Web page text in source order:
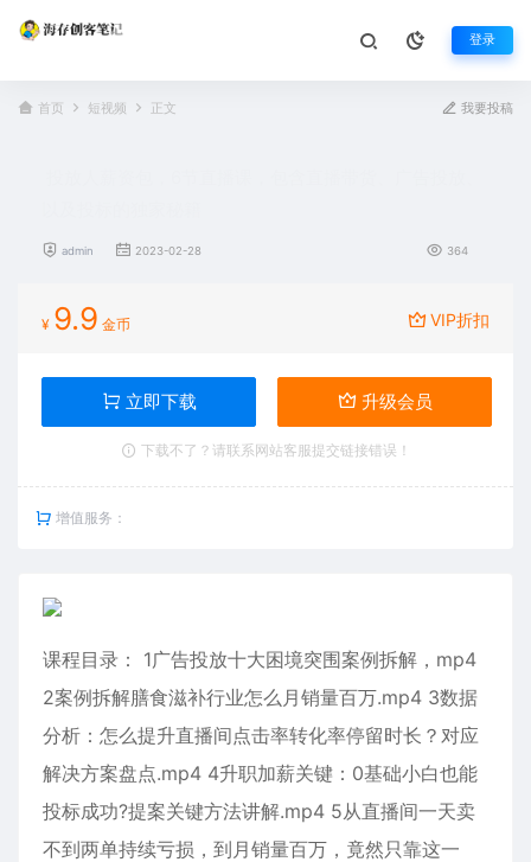
登录
首页 短视频 正文 我要投稿
admin 2023-02-28 364
¥ 9.9 金币 VIP折扣
立即下载 升级会员
下载不了？请联系网站客服提交链接错误！
增值服务：
课程目录： 1广告投放十大困境突围案例拆解，mp4
2案例拆解膳食滋补行业怎么月销量百万.mp4 3数据
分析：怎么提升直播间点击率转化率停留时长？对应
解决方案盘点.mp4 4升职加薪关键：0基础小白也能
投标成功?提案关键方法讲解.mp4 5从直播间一天卖
不到两单持续亏损，到月销量百万，竟然只靠这一